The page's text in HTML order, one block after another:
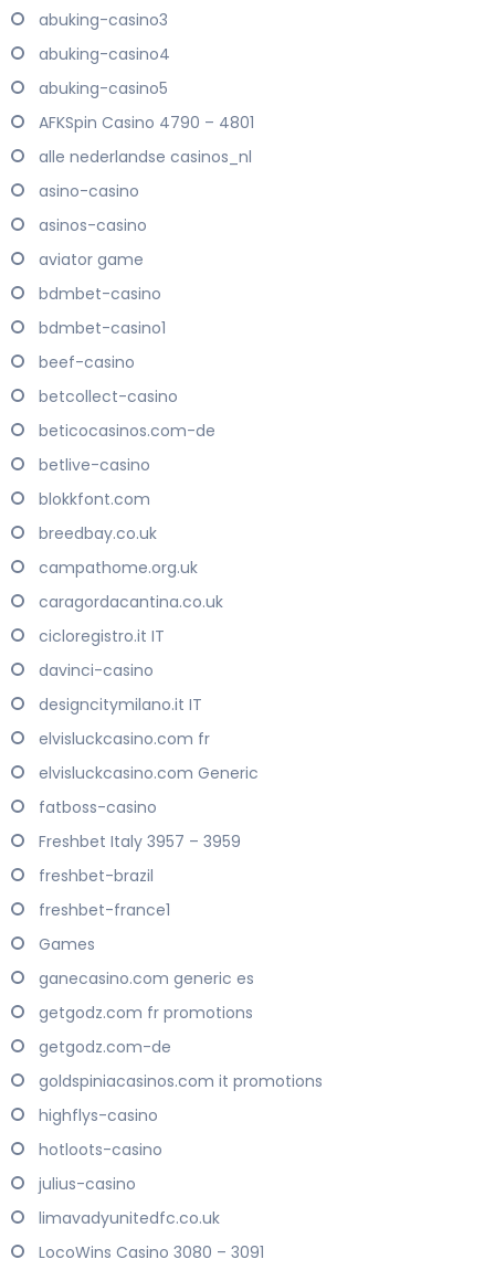
abuking-casino3
abuking-casino4
abuking-casino5
AFKSpin Casino 4790 – 4801
alle nederlandse casinos_nl
asino-casino
asinos-casino
aviator game
bdmbet-casino
bdmbet-casino1
beef-casino
betcollect-casino
beticocasinos.com-de
betlive-casino
blokkfont.com
breedbay.co.uk
campathome.org.uk
caragordacantina.co.uk
cicloregistro.it IT
davinci-casino
designcitymilano.it IT
elvisluckcasino.com fr
elvisluckcasino.com Generic
fatboss-casino
Freshbet Italy 3957 – 3959
freshbet-brazil
freshbet-france1
Games
ganecasino.com generic es
getgodz.com fr promotions
getgodz.com-de
goldspiniacasinos.com it promotions
highflys-casino
hotloots-casino
julius-casino
limavadyunitedfc.co.uk
LocoWins Casino 3080 – 3091